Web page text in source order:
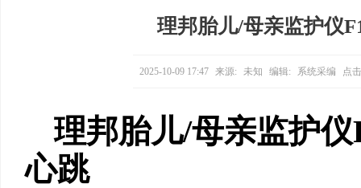
理邦胎儿/母亲监护仪
2025-10-09 17:47 来源: 未知 编辑: 系统采编 点
理邦胎儿/母亲监护仪
心跳